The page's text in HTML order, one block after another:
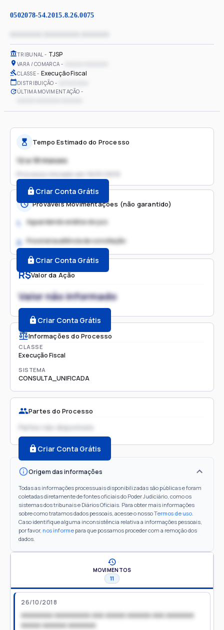
0502078-54.2015.8.26.0075
TRIBUNAL TJSP
VARA / COMARCA
CLASSE Execução Fiscal
DISTRIBUIÇÃO
ÚLTIMA MOVIMENTAÇÃO
R$Valor da Ação
Valor não informado
Criar Conta Grátis
Informações do Processo
CLASSE
Execução Fiscal
SISTEMA
CONSULTA_UNIFICADA
Partes do Processo
Partes não disponíveis
Criar Conta Grátis
Origem das informações
Todas as informações processuais disponibilizadas são públicas e foram
coletadas diretamente de fontes oficiais do Poder Judiciário, como os
sistemas dos tribunais e Diários Oficiais. Para obter mais informações
sobre como tratamos dados pessoais, acesse o nossoTermos de uso.
Caso identifique alguma inconsistência relativa a informações pessoais,
por favor, nos informe para que possamos proceder com a remoção dos
dados.
Tempo Estimado do Processo
12 a 18 meses
Processo iniciado em
Criar Conta Grátis
Prováveis Movimentações (não garantido)
1. Aguardando análise do juiz
2. Possível audiência de conciliação
Criar Conta Grátis
MOVIMENTOS
11
26/10/2018
xxxxxxxx xxxxxxxxx xxx xxxxx xxxxxx xxx xxxxxxx
xxxxx xxxxxx xxxxxxx